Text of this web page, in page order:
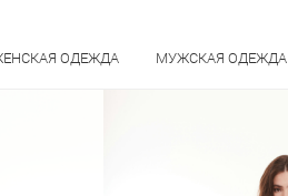
ОДЕЖДА МУЖСКАЯ ОДЕЖДА